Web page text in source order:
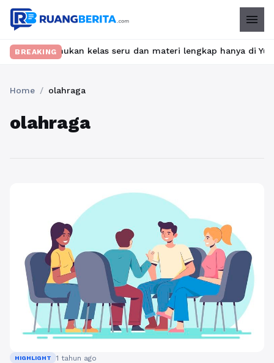
menu
BREAKING
Temukan kelas seru dan materi lengkap hanya di
Home / olahraga
olahraga
HIGHLIGHT 1 tahun ago